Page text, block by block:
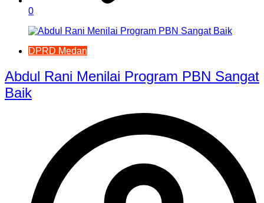
0
DPRD Medan
Abdul Rani Menilai Program PBN Sangat
Baik